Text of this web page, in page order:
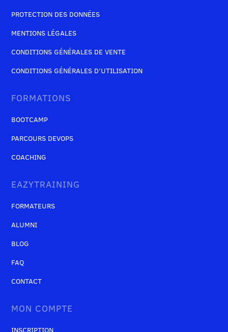
PROTECTION DES DONNÉES
MENTIONS LÉGALES
CONDITIONS GÉNÉRALES DE VENTE
CONDITIONS GÉNÉRALES D’UTILISATION
FORMATIONS
BOOTCAMP
PARCOURS DEVOPS
COACHING
EAZYTRAINING
FORMATEURS
ALUMNI
BLOG
FAQ
CONTACT
MON COMPTE